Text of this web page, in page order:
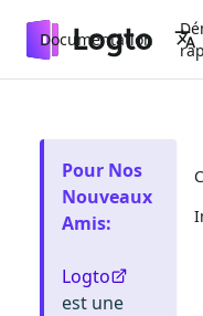
Documentation
Pour Nos
Nouveaux
Amis:
Logto
est une